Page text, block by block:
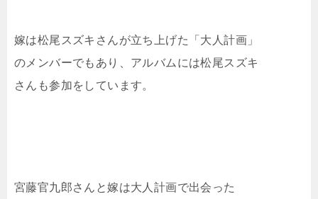
嫁は松尾スズキさんが立ち上げた「大人計画」
のメンバーでもあり、アルバムには松尾スズキ
さんも参加をしています。
宮藤官九郎さんと嫁は大人計画で出会った